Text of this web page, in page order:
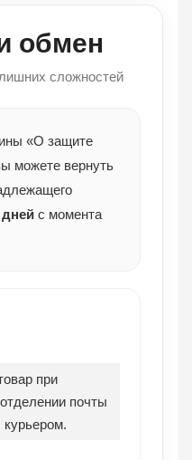
обмен
сложностей
«О защите
можете вернуть
дней с момента
при
почты
курьером.